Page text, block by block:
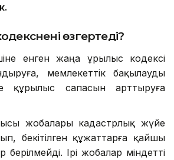
нені өзгертеді?
енген жаңа Құрылыс кодексі
мемлекеттік бақылауды
құрылыс сапасын арттыруға
жобалары кадастрлық жүйе
бекітілген құжаттарға қайшы
берілмейді. Ірі жобалар міндетті